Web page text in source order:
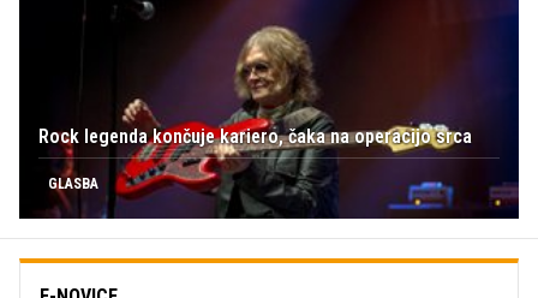
Rock legenda končuje kariero, čaka na operacijo srca
GLASBA